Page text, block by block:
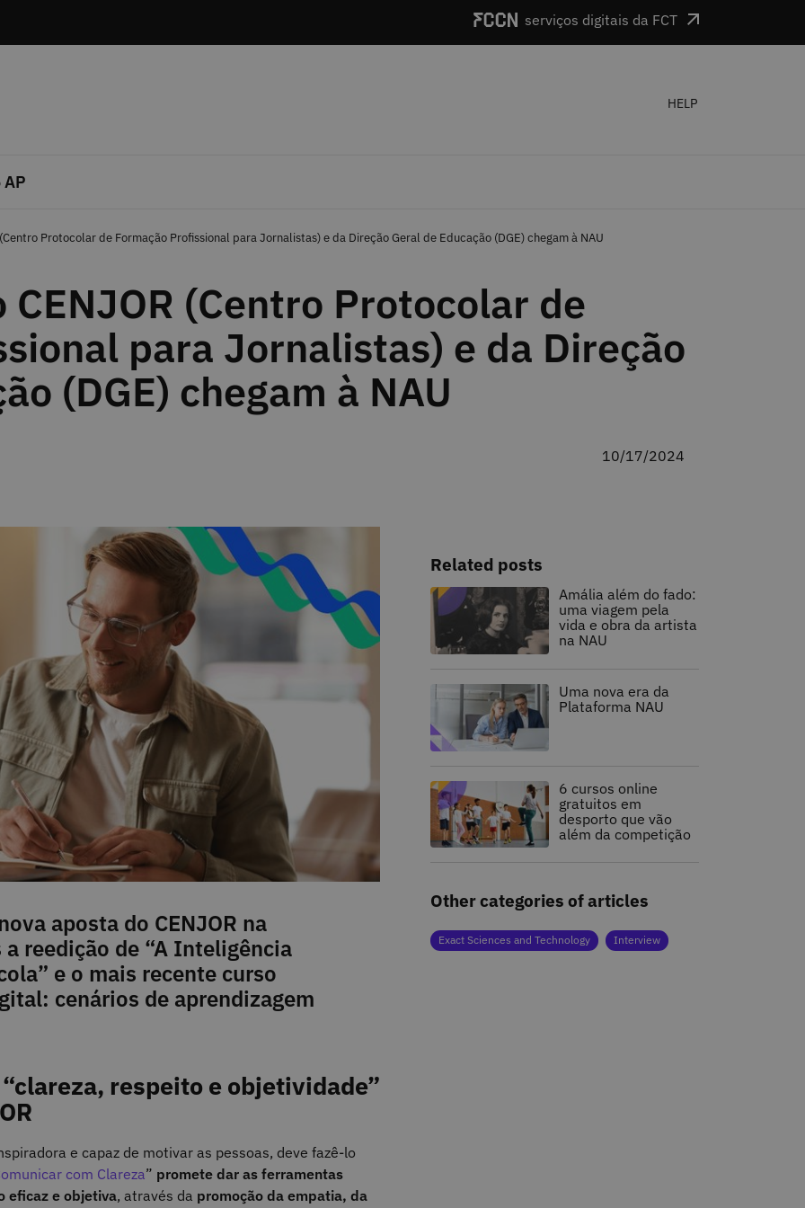
serviços digitais da FCT
HELP
AP
Protocolar de Formação Profissional para Jornalistas) e da Direção Geral de Educação (DGE) chegam à NAU
CENJOR (Centro Protocolar de
para Jornalistas) e da Direção
(DGE) chegam à NAU
10/17/2024
aposta do CENJOR na
reedição de “A Inteligência
e o mais recente curso
cenários de aprendizagem
respeito e objetividade”
e capaz de motivar as pessoas, deve fazê-lo
com Clareza” promete dar as ferramentas
eficaz e objetiva, através da promoção da empatia, da
Related posts
Amália além do fado:
uma viagem pela
vida e obra da artista
na NAU
Uma nova era da
Plataforma NAU
6 cursos online
gratuitos em
desporto que vão
além da competição
Other categories of articles
Exact Sciences and Technology Interview